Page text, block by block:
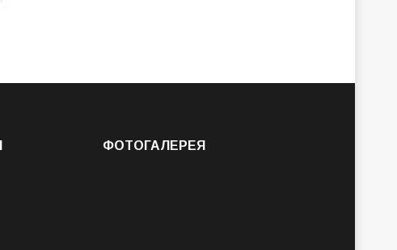
ФОТОГАЛЕРЕЯ